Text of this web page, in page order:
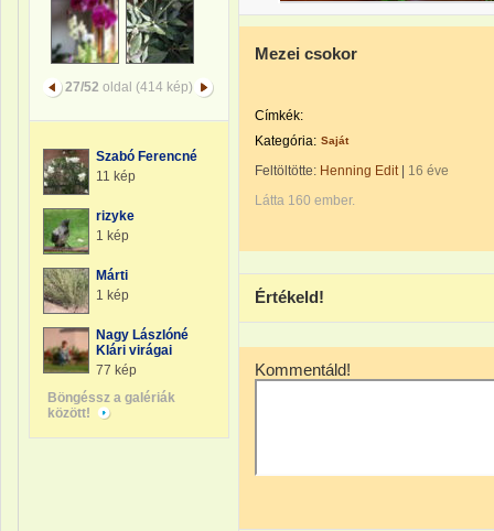
27/52 oldal (414 kép)
Szabó Ferencné
11 kép
rizyke
1 kép
Márti
1 kép
Nagy Lászlóné
Klári virágai
77 kép
Böngéssz a galériák
között!
Mezei csokor
Címkék:
Kategória: Saját
Feltöltötte: Henning Edit| 16 éve
Látta 160 ember.
Értékeld!
Kommentáld!